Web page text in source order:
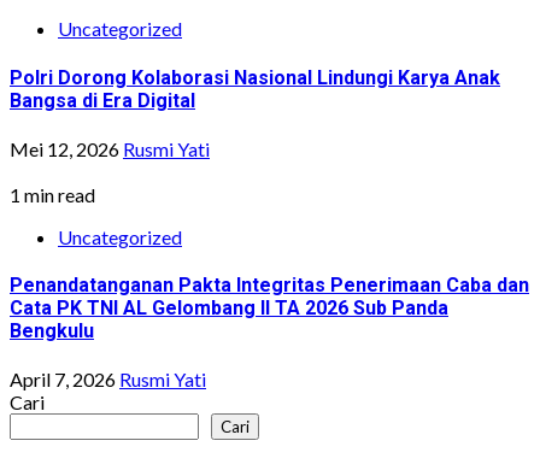
Uncategorized
Polri Dorong Kolaborasi Nasional Lindungi Karya Anak
Bangsa di Era Digital
Mei 12, 2026 Rusmi Yati
1 min read
Uncategorized
Penandatanganan Pakta Integritas Penerimaan Caba dan
Cata PK TNI AL Gelombang II TA 2026 Sub Panda
Bengkulu
April 7, 2026 Rusmi Yati
Cari
Cari